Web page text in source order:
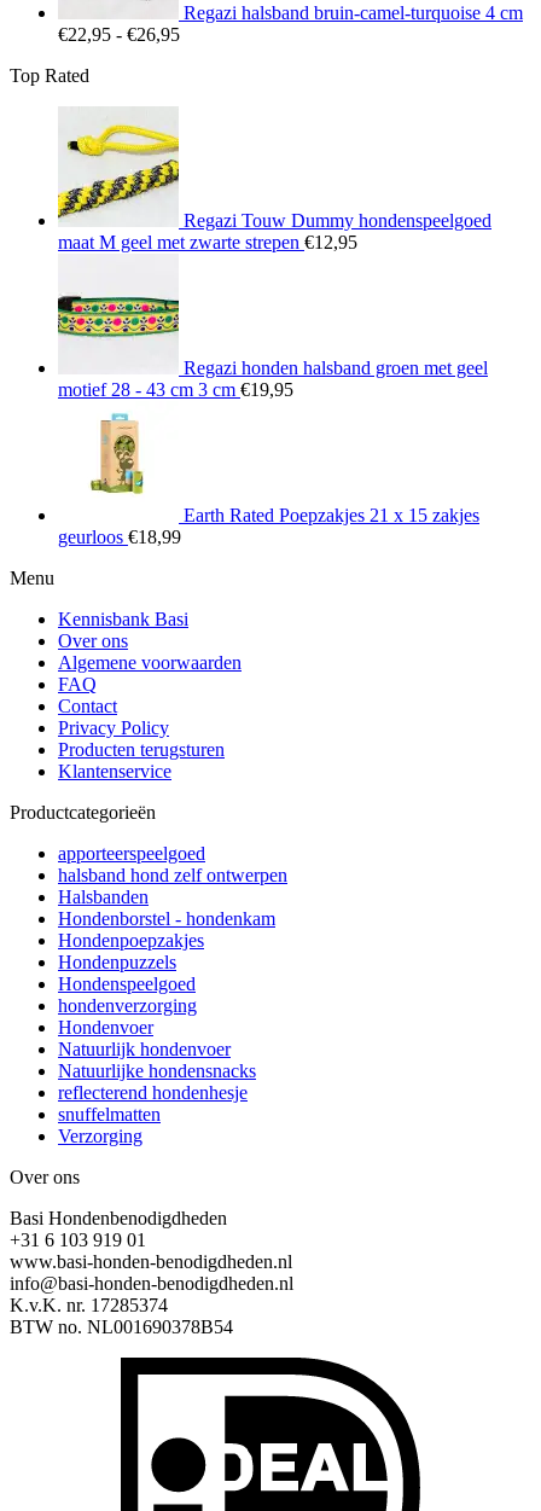
Regazi halsband bruin-camel-turquoise 4 cm
€22,95 - €26,95Prijsklasse:
Top Rated
Regazi Touw Dummy hondenspeelgoed
maat M geel met zwarte strepen €12,95
Regazi honden halsband groen met geel
motief 28 - 43 cm 3 cm €19,95
Earth Rated Poepzakjes 21 x 15 zakjes
geurloos €18,99
Menu
Kennisbank Basi
Over ons
Algemene voorwaarden
FAQ
Contact
Privacy Policy
Producten terugsturen
Klantenservice
Productcategorieën
apporteerspeelgoed
halsband hond zelf ontwerpen
Halsbanden
Hondenborstel - hondenkam
Hondenpoepzakjes
Hondenpuzzels
Hondenspeelgoed
hondenverzorging
Hondenvoer
Natuurlijk hondenvoer
Natuurlijke hondensnacks
reflecterend hondenhesje
snuffelmatten
Verzorging
Over ons
Basi Hondenbenodigdheden
+31 6 103 919 01
www.basi-honden-benodigdheden.nl
info@basi-honden-benodigdheden.nl
K.v.K. nr. 17285374
BTW no. NL001690378B54